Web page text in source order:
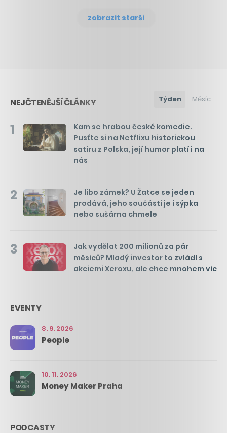
zobrazit starší
NEJČTENĚJŠÍ ČLÁNKY Týden Měsíc
1
Kam se hrabou české komedie.
Pusťte si na Netflixu historickou
satiru z Polska, její humor platí i na
nás
2
Je libo zámek? U Žatce se jeden
prodává, jeho součástí je i sýpka
nebo sušárna chmele
3
Jak vydělat 200 milionů za pár
měsíců? Mladý investor to zvládl s
akciemi Xeroxu, ale chce mnohem víc
EVENTY
8. 9. 2026
People
10. 11. 2026
Money Maker Praha
PODCASTY